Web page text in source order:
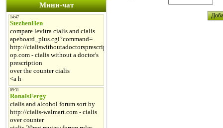
Мини-чат